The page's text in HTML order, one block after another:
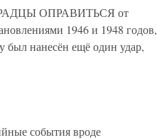
ОПРАВИТЬСЯ от
1946 и 1948 годов,
был нанесён ещё один удар,
события вроде